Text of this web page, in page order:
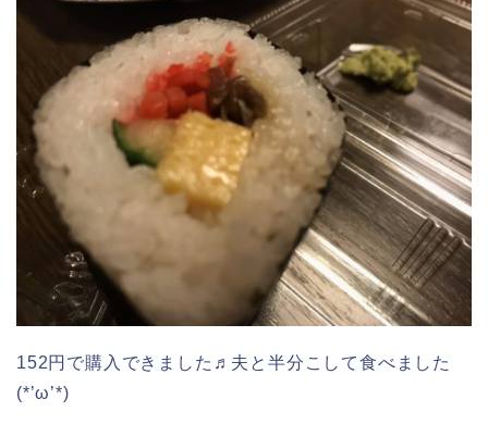
152円で購入できました♬夫と半分こして食べました
(*’ω’*)